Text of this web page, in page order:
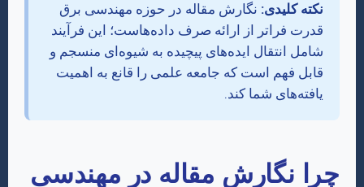
نکته کلیدی: نگارش مقاله در حوزه مهندسی برق
قدرت فراتر از ارائه صرف داده‌هاست؛ این فرآیند
شامل انتقال ایده‌های پیچیده به شیوه‌ای منسجم و
قابل فهم است که جامعه علمی را قانع به اهمیت
یافته‌های شما کند.
چرا نگارش مقاله در مهندسی